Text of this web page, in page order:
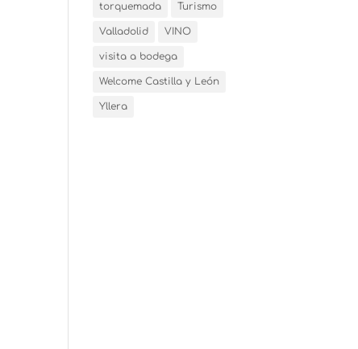
torquemada Turismo
Valladolid VINO
visita a bodega
Welcome Castilla y León
Yllera